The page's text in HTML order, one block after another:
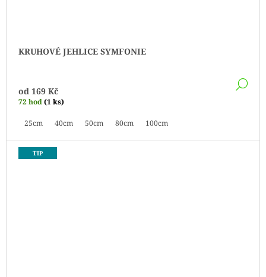
KRUHOVÉ JEHLICE SYMFONIE
od 169 Kč
72 hod(1 ks)
25cm 40cm 50cm 80cm 100cm
TIP